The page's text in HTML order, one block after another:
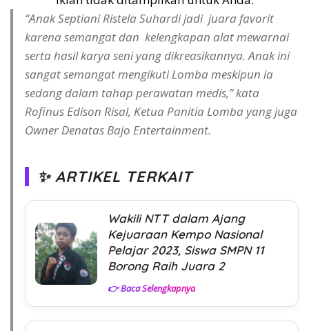
“Anak Septiani Ristela Suhardi jadi juara favorit
karena semangat dan kelengkapan alat mewarnai
serta hasil karya seni yang dikreasikannya. Anak ini
sangat semangat mengikuti Lomba meskipun ia
sedang dalam tahap perawatan medis,” kata
Rofinus Edison Risal, Ketua Panitia Lomba yang juga
Owner Denatas Bajo Entertainment.
✨ ARTIKEL TERKAIT
Wakili NTT dalam Ajang
Kejuaraan Kempo Nasional
Pelajar 2023, Siswa SMPN 11
Borong Raih Juara 2
👉 Baca Selengkapnya